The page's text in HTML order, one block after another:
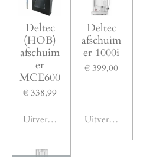
Deltec
(HOB)
afschuim
er
MCE600
€ 338,99
Uitverkocht
Deltec
afschuim
er 1000i
€ 399,00
Uitverkocht